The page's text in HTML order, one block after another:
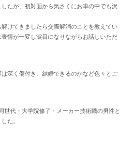
たが、初対面から気さくにお車の中でも沢
けてきましたら交際解消のことを教えてい
情が一変し涙目になりながらお話しいただ
深く傷付き、結婚できるのかなど色々とご
世代・大学院修了・メーカー技術職の男性と
た。